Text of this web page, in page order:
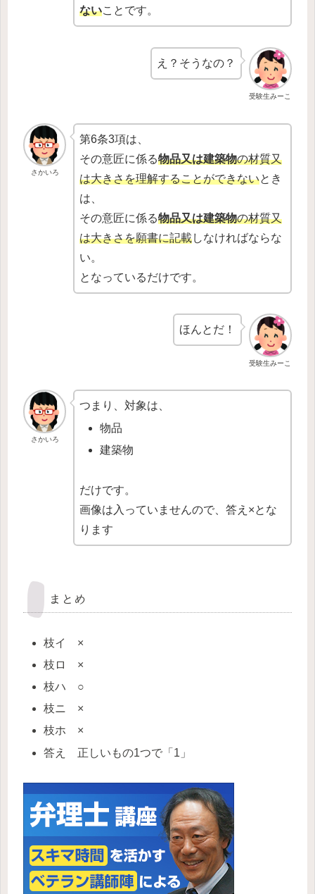
ないことです。
受験生みーこ
え？そうなの？
さかいろ
第6条3項は、
その意匠に係る物品又は建築物の材質又
は大きさを理解することができないとき
は、
その意匠に係る物品又は建築物の材質又
は大きさを願書に記載しなければならな
い。
となっているだけです。
受験生みーこ
ほんとだ！
さかいろ
つまり、対象は、
物品
建築物
だけです。
画像は入っていませんので、答え×とな
ります
まとめ
枝イ ×
枝ロ ×
枝ハ ○
枝ニ ×
枝ホ ×
答え 正しいもの1つで「1」